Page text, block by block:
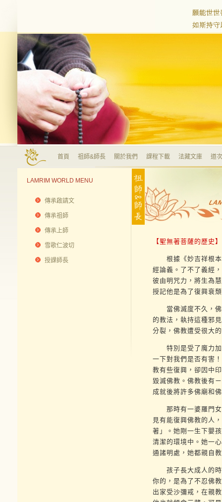
首頁 祖師&師長 關於我們 課程下載 法藏文庫 道
LAMRIM WORLD MENU
傳承啟請文
傳承祖師
傳承上師
雪歌仁波切
授課師長
【聖無著菩薩的歷史】
根據《妙吉祥根本
經論義。了不了義經
彼由明咒力，將生為
授記他是為了復興衰
當佛滅度不久，佛
的教法，執持這種邪
分裂，佛教遭受很大
特別是受了魔力加
一下對我們是否有害
教有些復興，卻因中
毀滅佛教。佛教後有
成就後將許多佛廟和
那時有一婆羅門女
見有能復興佛教的人
著」。她剛一生下嬰
清潔的環境中。她一
通諸明處，她都親自
孩子長大成人的時
你的，是為了不忍佛
出家受沙彌戒，在親